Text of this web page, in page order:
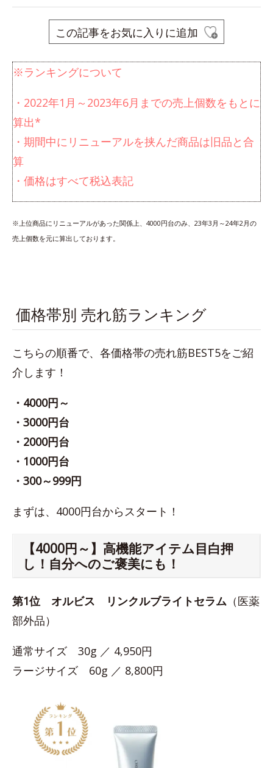
この記事をお気に入りに追加
※ランキングについて
・2022年1月～2023年6月までの売上個数をもとに
算出*
・期間中にリニューアルを挟んだ商品は旧品と合
算
・価格はすべて税込表記
※上位商品にリニューアルがあった関係上、4000円台のみ、23年3月～24年2月の
売上個数を元に算出しております。
価格帯別 売れ筋ランキング
こちらの順番で、各価格帯の売れ筋BEST5をご紹
介します！
・4000円～
・3000円台
・2000円台
・1000円台
・300～999円
まずは、4000円台からスタート！
【4000円～】高機能アイテム目白押
し！自分へのご褒美にも！
第1位 オルビス リンクルブライトセラム （医薬
部外品）
通常サイズ 30g ／ 4,950円
ラージサイズ 60g ／ 8,800円